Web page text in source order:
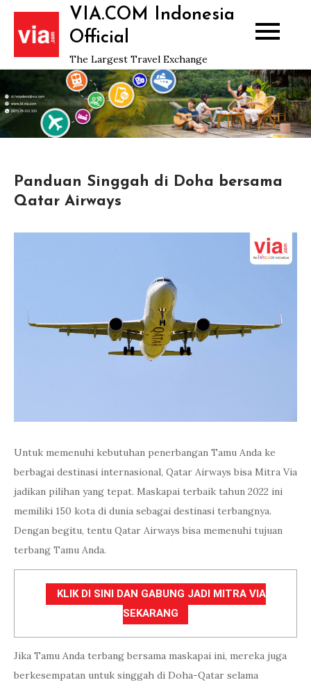
Skip
content
VIA.COM Indonesia
Official
The Largest Travel Exchange
Panduan Singgah di Doha bersama
Qatar Airways
Untuk memenuhi kebutuhan penerbangan Tamu Anda ke
berbagai destinasi internasional, Qatar Airways bisa Mitra Via
jadikan pilihan yang tepat. Maskapai terbaik tahun 2022 ini
memiliki 150 kota di dunia sebagai destinasi terbangnya.
Dengan begitu, tentu Qatar Airways bisa memenuhi tujuan
terbang Tamu Anda.
KLIK DI SINI DAN GABUNG JADI MITRA VIA
SEKARANG
Jika Tamu Anda terbang bersama maskapai ini, mereka juga
berkesempatan untuk singgah di Doha-Qatar selama